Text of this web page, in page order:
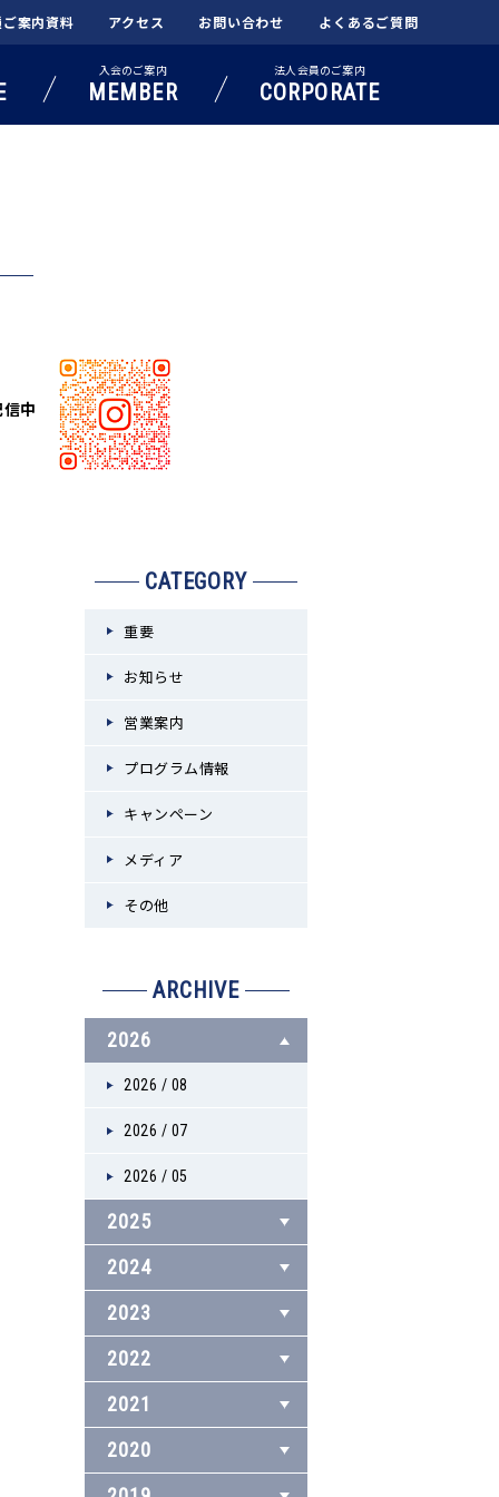
入会のご案内
MEMBER
法人会員のご案内
CORPORATE
案内資料 アクセス お問い合わせ よくあるご質問
中
CATEGORY
重要
お知らせ
営業案内
プログラム情報
キャンペーン
メディア
その他
ARCHIVE
2026
2026 / 08
2026 / 07
2026 / 05
2025
2024
2023
2022
2021
2020